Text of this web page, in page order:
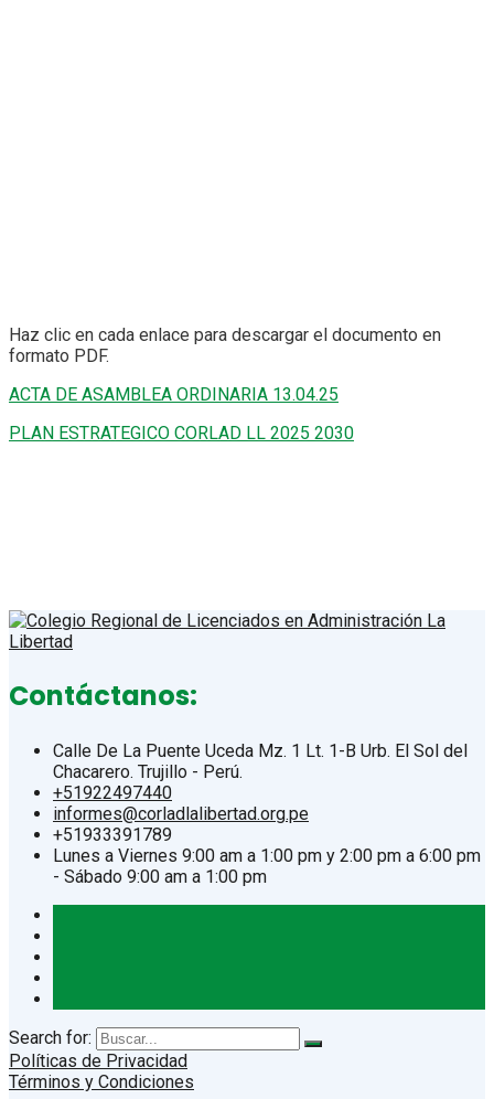
Haz clic en cada enlace para descargar el documento en
formato PDF.
ACTA DE ASAMBLEA ORDINARIA 13.04.25
PLAN ESTRATEGICO CORLAD LL 2025 2030
Contáctanos:
Calle De La Puente Uceda Mz. 1 Lt. 1-B Urb. El Sol del
Chacarero. Trujillo - Perú.
+51922497440
informes@corladlalibertad.org.pe
+51933391789
Lunes a Viernes 9:00 am a 1:00 pm y 2:00 pm a 6:00 pm
- Sábado 9:00 am a 1:00 pm
Search for:
Políticas de Privacidad
Términos y Condiciones